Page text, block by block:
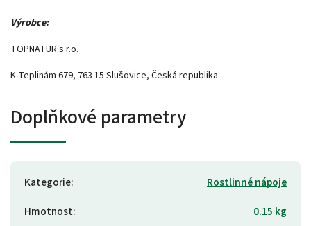
Výrobce:
TOPNATUR s.r.o.
K Teplinám 679, 763 15 Slušovice, Česká republika
Doplňkové parametry
Kategorie:
Rostlinné nápoje
Hmotnost:
0.15 kg